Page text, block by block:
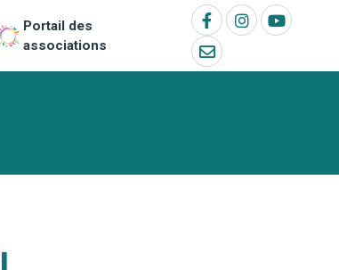
Portail des
associations